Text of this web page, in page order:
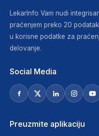
LekarInfo Vam nudi
praćenjem preko 20
u korisne podatke za
delovanje.
Social Media
Preuzmite aplikaciju